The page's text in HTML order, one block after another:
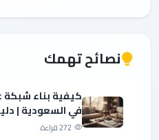
نصائح تهمك
كيفية بناء شبكة
في السعودية |
272 قراءة